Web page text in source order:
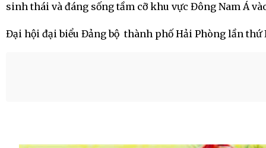
sinh thái và đáng sống tầm cỡ khu vực Đông Nam Á
Đại hội đại biểu Đảng bộ thành phố Hải Phòng lần thứ